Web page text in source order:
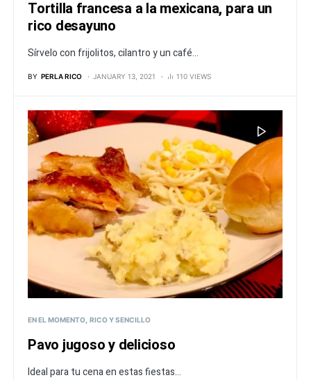
Tortilla francesa a la mexicana, para un
rico desayuno
Sírvelo con frijolitos, cilantro y un café...
BY PERLA RICO JANUARY 13, 2021 110 VIEWS
EN EL MOMENTO RICO Y SENCILLO
Pavo jugoso y delicioso
Ideal para tu cena en estas fiestas...